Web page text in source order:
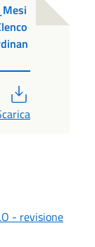
- revisione